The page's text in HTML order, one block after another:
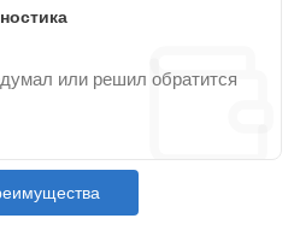
или решил обратится